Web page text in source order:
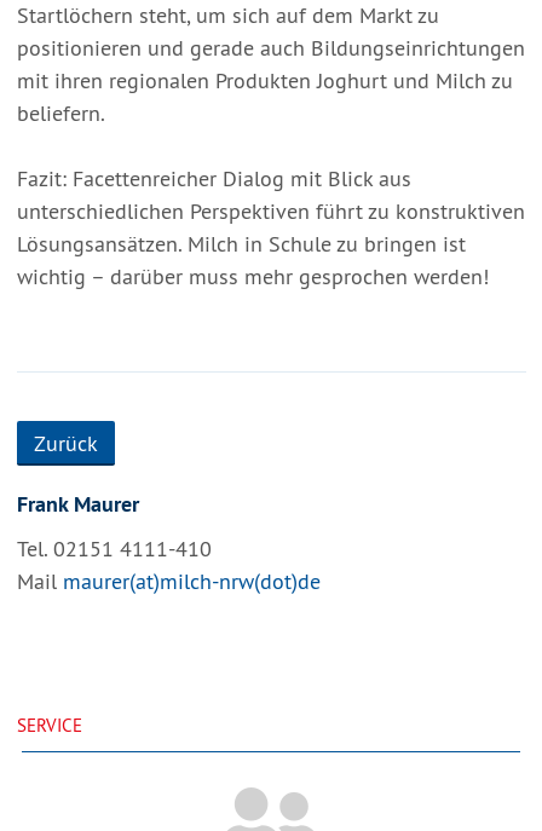
Startlöchern steht, um sich auf dem Markt zu
positionieren und gerade auch Bildungseinrichtungen
mit ihren regionalen Produkten Joghurt und Milch zu
beliefern.
Fazit: Facettenreicher Dialog mit Blick aus
unterschiedlichen Perspektiven führt zu konstruktiven
Lösungsansätzen. Milch in Schule zu bringen ist
wichtig – darüber muss mehr gesprochen werden!
Zurück
Frank Maurer
Tel. 02151 4111-410
Mail maurer(at)milch-nrw(dot)de
SERVICE